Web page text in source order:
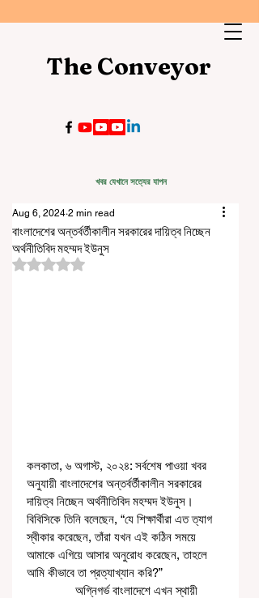
The Conveyor
খবর যেখানে সত্যের যাপন
বাংলাদেশের অন্তর্বর্তীকালীন সরকারের দায়িত্ব নিচ্ছেন
অর্থনীতিবিদ মহম্মদ ইউনুস
Aug 6, 2024 2 min read
Rated NaN out of 5 stars.
কলকাতা, ৬ অগাস্ট, ২০২৪: সর্বশেষ পাওয়া খবর
অনুযায়ী বাংলাদেশের অন্তর্বর্তীকালীন সরকারের
দায়িত্ব নিচ্ছেন অর্থনীতিবিদ মহম্মদ ইউনুস।
বিবিসিকে তিনি বলেছেন, “যে শিক্ষার্থীরা এত ত্যাগ
স্বীকার করেছেন, তাঁরা যখন এই কঠিন সময়ে
আমাকে এগিয়ে আসার অনুরোধ করেছেন, তাহলে
আমি কীভাবে তা প্রত্যাখ্যান করি?”